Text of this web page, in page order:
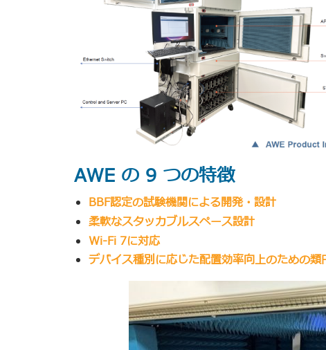
AWE の 9 つの特徴
BBF認定の試験機関による開発・設計
柔軟なスタッカブルスペース設計
Wi-Fi 7に対応
デバイス種別に応じた配置効率向上のための